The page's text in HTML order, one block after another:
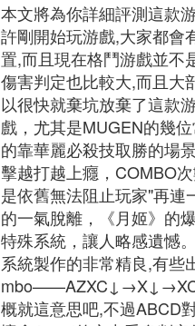
本文將為你詳細評測這款
許剛開始玩游戲,大家都會
置,而且現在格鬥游戲並不
傷害判定也比較大,而且大
以很快就棄坑放棄了這款
戲，尤其是MUGEN的幾
的靠華麗必殺技取勝的場
擊越打越上癮，COMBO
是依舊無法阻止玩家"再連
的一氣脫離，《月姬》的
特殊系統，讓人略感遺憾
系統製作的非常精良,有些
mbo——AZXC↓→X↓→XC
概就這意思吧,不過ABCD